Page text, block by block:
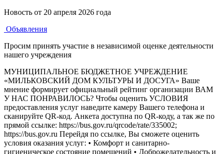
Новость от 20 апреля 2026 года
Объявления
Просим принять участие в независимой оценке деятельности
нашего учреждения
МУНИЦИПАЛЬНОЕ БЮДЖЕТНОЕ УЧРЕЖДЕНИЕ
«МИЛЬКОВСКИЙ ДОМ КУЛЬТУРЫ И ДОСУГА» Ваше
мнение формирует официальный рейтинг организации ВАМ
У НАС ПОНРАВИЛОСЬ? Чтобы оценить УСЛОВИЯ
предоставления услуг наведите камеру Вашего телефона и
сканируйте QR-код. Анкета доступна по QR-коду, а так же по
прямой ссылке: https://bus.gov.ru/qrcode/rate/335002;
https://bus.gov.ru Перейдя по ссылке, Вы сможете оценить
условия оказания услуг: • Комфорт и санитарно-
гигиеническое состояние помещений • Доброжелательность и